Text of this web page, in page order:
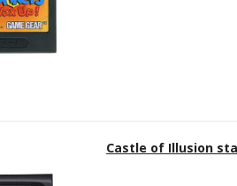
Castle of Illusion